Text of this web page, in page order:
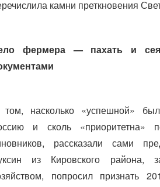
камни преткновения
фермера — пахать и
насколько «успешной»
и сколь «приоритетна»
рассказали сами
из Кировского района,
попросил признать